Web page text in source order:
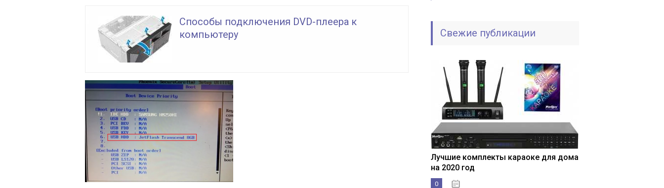
Способы подключения DVD-плеера к
компьютеру
Свежие публикации
Лучшие комплекты караоке для дома
на 2020 год
0